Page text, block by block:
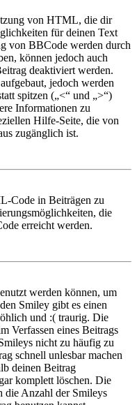
von HTML, die dir
für deinen Text
von BBCode werden durch
können jedoch auch
deaktiviert werden.
jedoch werden
spitzen („<“ und „>“)
Informationen zu
Hilfe-Seite, die von
zugänglich ist.
Code in Beiträgen zu
die
erreicht werden.
werden können, um
Smiley gibt es einen
und :( traurig. Die
Verfassen eines Beitrags
nicht zu häufig zu
schnell unlesbar machen
deinen Beitrag
komplett löschen. Die
die Anzahl der Smileys